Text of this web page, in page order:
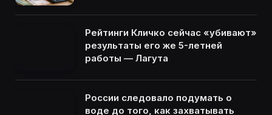
Рейтинги Кличко сейчас «убивают»
результаты его же 5-летней
работы — Лагута
России следовало подумать о
воде до того, как захватывать